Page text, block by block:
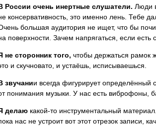
России очень инертные слушатели. Люди
консервативность, это именно лень. Тебе
большая аудитория не ищет, что бы
поверхности. Зачем напрягаться, если есть
не сторонник того, чтобы держаться рамок
и скучновато, и устаёшь, исписываешься.
звучании всегда фигурирует определённый
понимания музыки. У нас есть виброфоны,
делаюкакой-то инструментальный
нас не устроит вот этот отрезок записи,